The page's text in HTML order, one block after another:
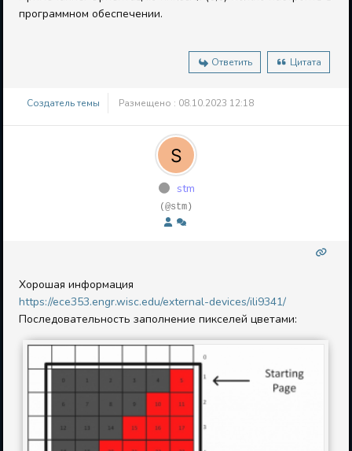
программном обеспечении.
Ответить Цитата
Создатель темы Размещено : 08.10.2023 12:18
stm
(@stm)
Хорошая информация
https://ece353.engr.wisc.edu/external-devices/ili9341/
Последовательность заполнение пикселей цветами: